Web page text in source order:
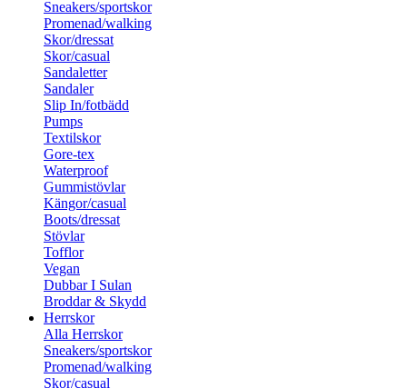
Sneakers/sportskor
Promenad/walking
Skor/dressat
Skor/casual
Sandaletter
Sandaler
Slip In/fotbädd
Pumps
Textilskor
Gore-tex
Waterproof
Gummistövlar
Kängor/casual
Boots/dressat
Stövlar
Tofflor
Vegan
Dubbar I Sulan
Broddar & Skydd
Herrskor
Alla Herrskor
Sneakers/sportskor
Promenad/walking
Skor/casual